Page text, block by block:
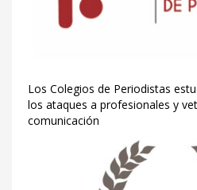
Los Colegios de Periodistas
los ataques a profesionales y
comunicación